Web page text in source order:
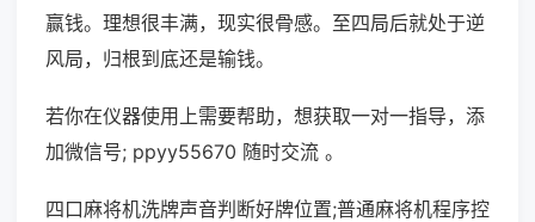
赢钱。理想很丰满，现实很骨感。至四局后就处于逆
风局，归根到底还是输钱。
若你在仪器使用上需要帮助，想获取一对一指导，添
加微信号; ppyy55670 随时交流 。
四口麻将机洗牌声音判断好牌位置;普通麻将机程序控